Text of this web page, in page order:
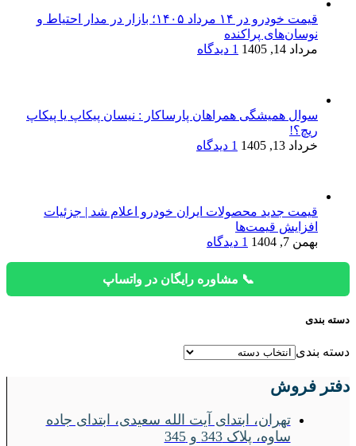
قیمت خودرو در ۱۴ مرداد ۱۴۰۵؛ بازار در مدار احتیاط و
نوسان‌های پراکنده
مرداد 14, 1405
1 دیدگاه
سوال همیشگی همراهان پارساکار : نیسان پیکاپ یا پیکاپ
ریچ؟!
خرداد 13, 1405
1 دیدگاه
قیمت جدید محصولات ایران خودرو اعلام شد | جزئیات
افزایش قیمت‌ها
بهمن 7, 1404
1 دیدگاه
📞 مشاوره رایگان در واتساپ
دسته بندی
دسته بندی
دفتر فروش
تهران، ابتدای آیت الله سعیدی، ابتدای جاده
ساوه، پلاک 343 و 345